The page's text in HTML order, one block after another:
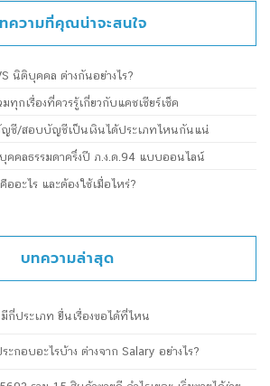
ความที่คุณน่าจะสนใจ
นิติบุคคล ต่างกันอย่างไร?
ทุกเรื่องที่ควรรู้เกี่ยวกับแคชเชียร์เช็ค
ญชี/สอบบัญชีเป็นเงินได้ประเภทไหนกันแน่
คคลธรรมดาครึ่งปี ภ.ง.ด.94 แบบออนไลน์
อะไร และต้องใช้เมื่อไหร่?
บทความล่าสุด
กี่ประเภท ยื่นเรื่องขอได้ที่ไหน
กอบอะไรบ้าง ต่างจาก Salary อย่างไร?